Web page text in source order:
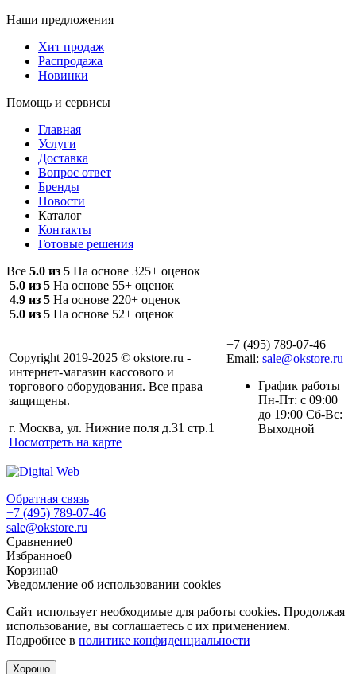
Наши предложения
Хит продаж
Распродажа
Новинки
Помощь и сервисы
Главная
Услуги
Доставка
Вопрос ответ
Бренды
Новости
Каталог
Контакты
Готовые решения
Все 5.0 из 5 На основе 325+ оценок
5.0 из 5 На основе 55+ оценок
4.9 из 5 На основе 220+ оценок
5.0 из 5 На основе 52+ оценок
Copyright 2019-2025 © okstore.ru -
интернет-магазин кассового и
торгового оборудования. Все права
защищены.
г. Москва, ул. Нижние поля д.31 стр.1
Посмотреть на карте
+7 (495) 789-07-46
Email: sale@okstore.ru
График работы
Пн-Пт: с 09:00
до 19:00 Сб-Вс:
Выходной
Обратная связь
+7 (495) 789-07-46
sale@okstore.ru
Сравнение0
Избранное0
Корзина0
Уведомление об использовании cookies
Сайт использует необходимые для работы cookies. Продолжая
использование, вы соглашаетесь с их применением.
Подробнее в политике конфиденциальности
Хорошо